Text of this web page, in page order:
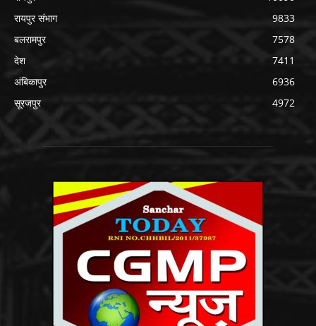
रायपुर संभाग
9833
बलरामपुर
7578
देश
7411
अंबिकापुर
6936
सूरजपुर
4972